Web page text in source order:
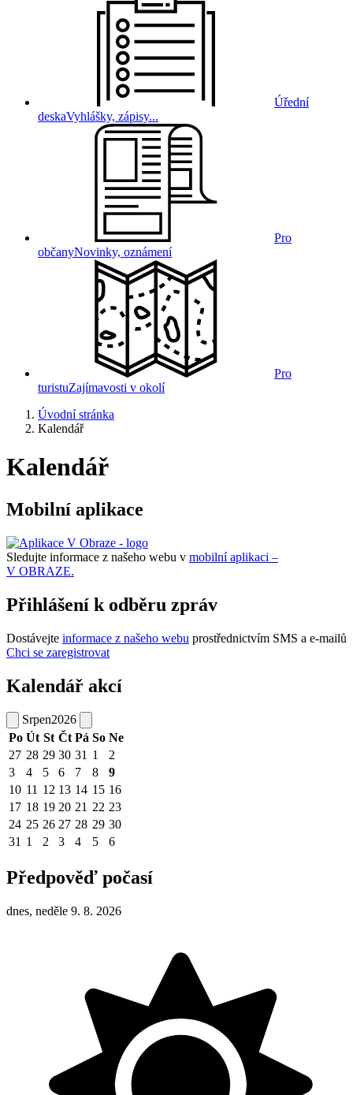
Úřední
deskaVyhlášky, zápisy...
Pro
občanyNovinky, oznámení
Pro
turistuZajímavosti v okolí
Úvodní stránka
Kalendář
Kalendář
Mobilní aplikace
Sledujte informace z našeho webu v mobilní aplikaci –
V OBRAZE.
Přihlášení k odběru zpráv
Dostávejte informace z našeho webu prostřednictvím SMS a e-mailů
Chci se zaregistrovat
Kalendář akcí
Srpen2026
Po Út St Čt Pá So Ne
27 28 29 30 31 1
2
3
4 5 6 7 8
9
10 11 12 13 14 15 16
17 18 19 20 21 22 23
24 25 26 27 28 29 30
31 1 2 3 4 5 6
Předpověď počasí
dnes, neděle 9. 8. 2026